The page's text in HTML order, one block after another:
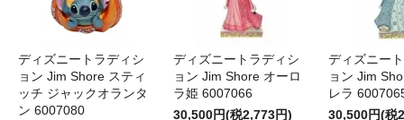
ディズニートラディシ
ョン Jim Shore スティ
ッチ ジャックオランタ
ン 6007080
ディズニートラディシ
ョン Jim Shore オーロ
ラ姫 6007066
30,500円(税2,773円)
ディズニー
ョン Jim
レラ
30,500円(税